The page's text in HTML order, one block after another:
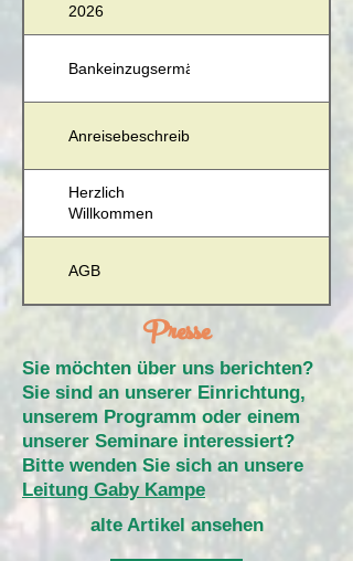
2026
Bankeinzugsermächtigung
Anreisebeschreibung
Herzlich
Willkommen
AGB
Presse
Sie möchten über uns berichten?
Sie sind an unserer Einrichtung,
unserem Programm oder einem
unserer Seminare interessiert?
Bitte wenden Sie sich an unsere
Leitung Gaby Kampe
alte Artikel ansehen